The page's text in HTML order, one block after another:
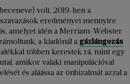
volt, 2019-ben a
eredményei mennyire
amelyet idén a Merriam-Webster
a kiadónál a gázlángozás
többen kerestek rá, mint egy
amikor valaki manipulációval
és aláássa az önbizalmát azzal a